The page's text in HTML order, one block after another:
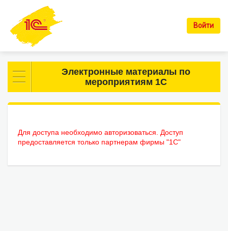
Войти
Электронные материалы по
мероприятиям 1С
Для доступа необходимо авторизоваться. Доступ
предоставляется только партнерам фирмы "1С"